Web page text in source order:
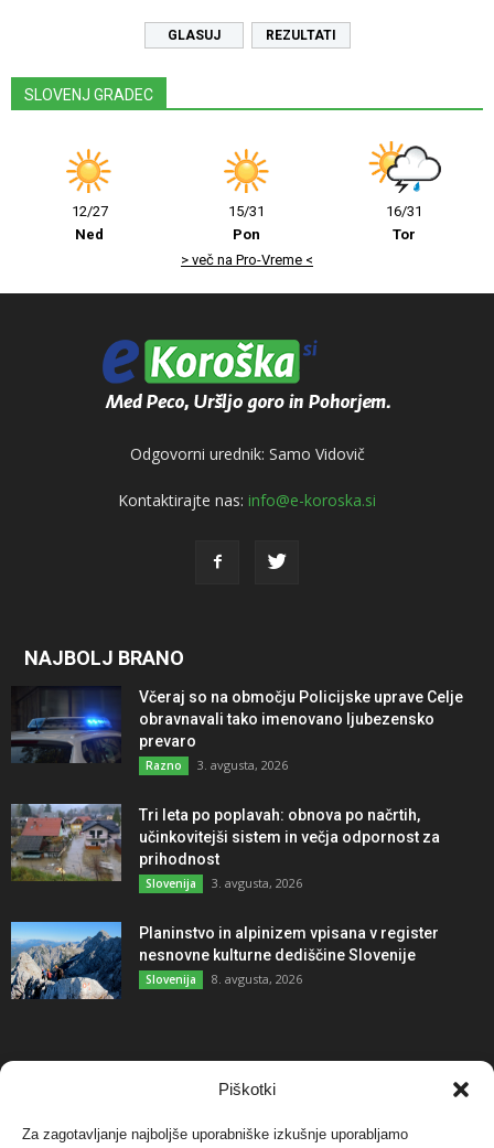
Piškotki
Za zagotavljanje najboljše uporabniške izkušnje uporabljamo
REZULTATI
SLOVENJ GRADEC
12/27
Ned
15/31
Pon
16/31
Tor
> več na Pro-Vreme <
Odgovorni urednik: Samo Vidovič
Kontaktirajte nas: info@e-koroska.si
NAJBOLJ BRANO
Včeraj so na območju Policijske uprave Celje
obravnavali tako imenovano ljubezensko
prevaro
Razno 3. avgusta, 2026
Tri leta po poplavah: obnova po načrtih,
učinkovitejši sistem in večja odpornost za
prihodnost
Slovenija 3. avgusta, 2026
Planinstvo in alpinizem vpisana v register
nesnovne kulturne dediščine Slovenije
Slovenija 8. avgusta, 2026
NAJBOLJ KOMENTIRANO
Protest proti vetrnim elektrarnam na Ojstrici, v